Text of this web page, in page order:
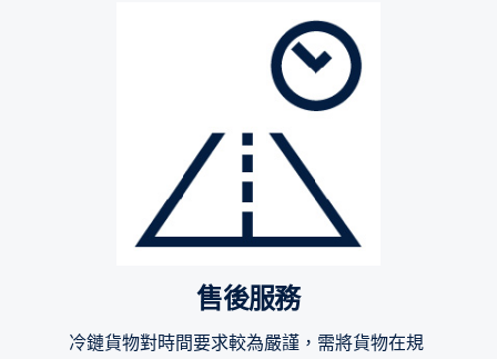
售後服務
冷鏈貨物對時間要求較為嚴謹，需將貨物在規